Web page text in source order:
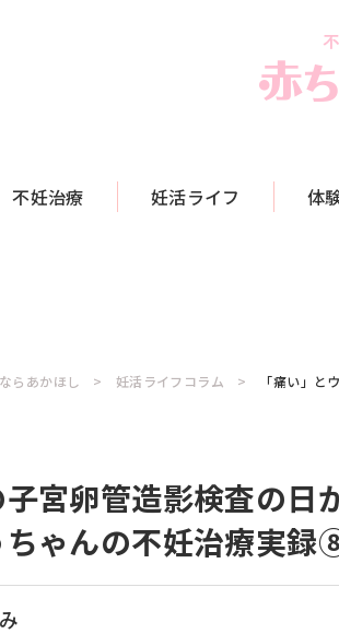
不妊治療 妊活ライフ 体
らあかほし 妊活ライフコラム 「痛い」と
子宮卵管造影検査の日
ゃんの不妊治療実録⑧